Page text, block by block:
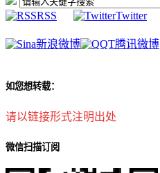
RSS Twitter
新浪微博 腾讯微博
如您想转载：
请以链接形式注明出处
微信扫描订阅